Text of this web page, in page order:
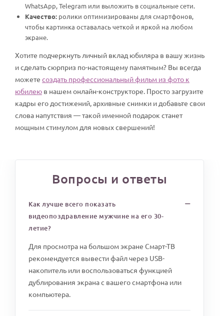
WhatsApp, Telegram или выложить в социальные сети.
Качество: ролики оптимизированы для смартфонов,
чтобы картинка оставалась четкой и яркой на любом
экране.
Хотите подчеркнуть личный вклад юбиляра в вашу жизнь
и сделать сюрприз по-настоящему памятным? Вы всегда
можете создать профессиональный фильм из фото к
юбилею в нашем онлайн-конструкторе. Просто загрузите
кадры его достижений, архивные снимки и добавьте свои
слова напутствия — такой именной подарок станет
мощным стимулом для новых свершений!
Вопросы и ответы
Как лучше всего показать
видеопоздравление мужчине на его 30-
летие?
Для просмотра на большом экране Смарт-ТВ
рекомендуется вывести файл через USB-
накопитель или воспользоваться функцией
дублирования экрана с вашего смартфона или
компьютера.